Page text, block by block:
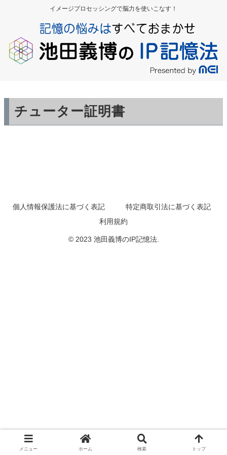
イメージプロセッシングで脳力を使いこなす！
チューター証明書
個人情報保護法に基づく表記
特定商取引法に基づく表記
利用規約
© 2023 池田義博のIP記憶法.
メニュー ホーム 検索 トップ